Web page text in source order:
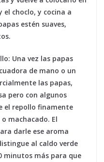
el choclo, y cocina a
estén suaves,
Una vez las papas
de mano o un
las papas,
pero con algunos
el repollo finamente
machacado. El
darle ese aroma
al caldo verde
minutos más para que